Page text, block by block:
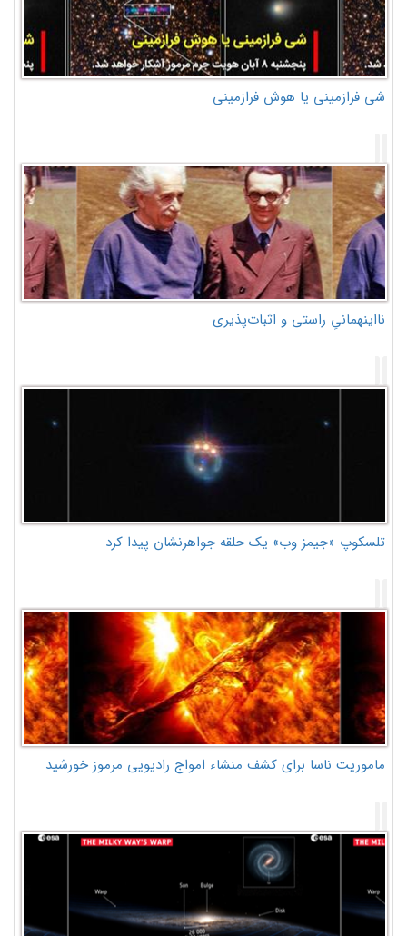
شی فرازمینی یا هوش فرازمینی
نااینهمانیِ راستی و اثبات‌پذیری
تلسکوپ «جیمز وب» یک حلقه جواهرنشان پیدا کرد
ماموریت ناسا برای کشف منشاء امواج رادیویی مرموز خورشید